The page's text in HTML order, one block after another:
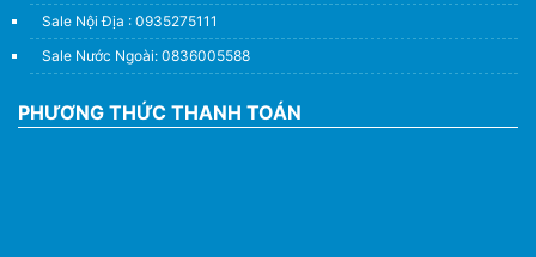
Sale Nội Địa : 0935275111
Sale Nước Ngoài: 0836005588
PHƯƠNG THỨC THANH TOÁN